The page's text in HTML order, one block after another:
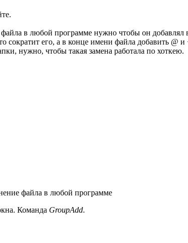
файла в любой программе нужно чтобы он
его, а в конце имени файла добавить @
нужно, чтобы такая замена работала по хоткею.
файла в любой программе
Команда GroupAdd.